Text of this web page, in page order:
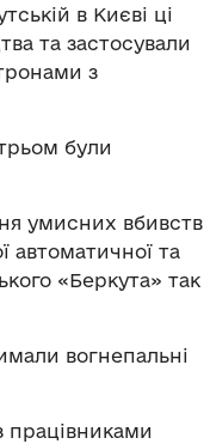
в Києві ці
та застосували
з
були
умисних вбивств
автоматичної та
«Беркута» так
вогнепальні
працівниками